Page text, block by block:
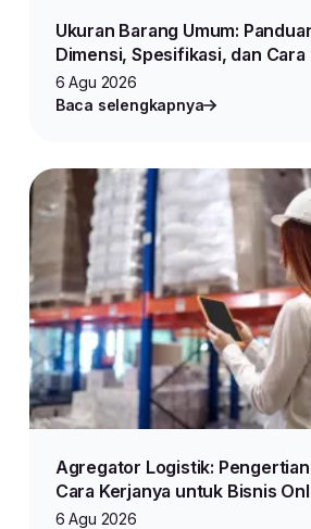
Ukuran Barang Umum:
Dimensi, Spesifikasi, dan
Produk untuk Jualan Online
6 Agu 2026
Baca selengkapnya
Agregator Logistik:
Cara Kerjanya untuk Bisnis
6 Agu 2026